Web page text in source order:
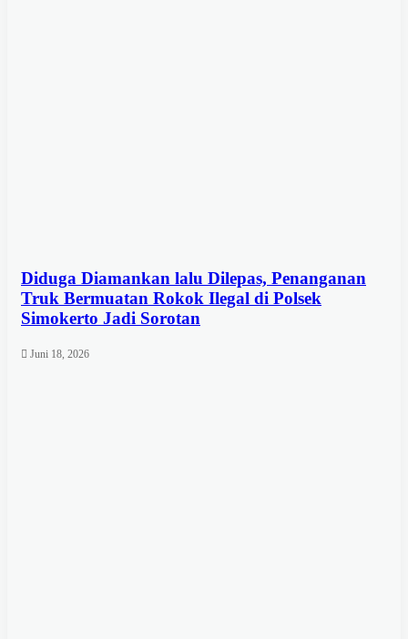
Diduga Diamankan lalu Dilepas, Penanganan
Truk Bermuatan Rokok Ilegal di Polsek
Simokerto Jadi Sorotan
Juni 18, 2026